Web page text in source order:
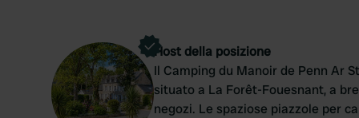
Host della posizione
Il Camping du Manoir de Penn Ar
situato a La Forêt-Fouesnant, a
negozi. Le spaziose piazzole per